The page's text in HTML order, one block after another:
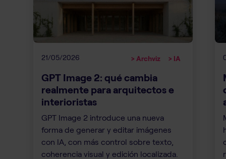
21/05/2026 > IA
> Archviz
GPT Image 2: qué cambia
realmente para arquitectos e
interioristas
GPT Image 2 introduce una nueva
forma de generar y editar imágenes
con IA, con más control sobre texto,
coherencia visual y edición localizada.